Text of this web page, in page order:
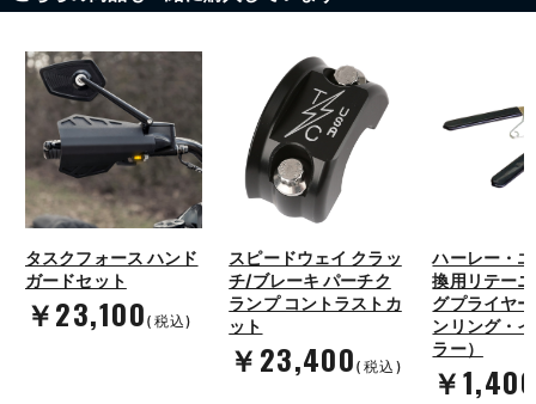
タスクフォース ハンド
ガードセット
￥23,100 (税込)
スピードウェイ クラッ
チ/ブレーキ パーチク
ランプ コントラストカ
ット
￥23,400 (税込)
ハーレー・
換用リテー
グプライヤ
ンリング・
ラー）
￥